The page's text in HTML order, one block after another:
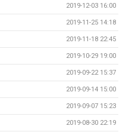
2019-12-03 16:00
2019-11-25 14:18
2019-11-18 22:45
2019-10-29 19:00
2019-09-22 15:37
2019-09-14 15:00
2019-09-07 15:23
2019-08-30 22:19